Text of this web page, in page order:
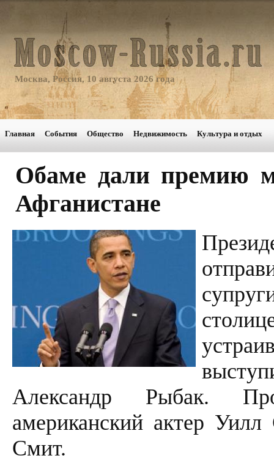
Москва, Россия, 10 августа 2026 года
Главная События Общество Недвижимость Культура и отдых
Обаме дали премию
Афганистане
Александр Рыбак.
американский актер
Смит.